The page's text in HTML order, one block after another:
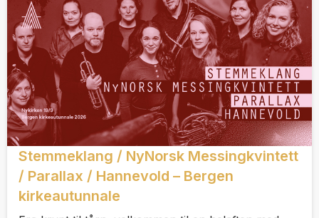
Stemmeklang / NyNorsk Messingkvintett
/ Parallax / Hannevold – Bergen
kirkeautunnale